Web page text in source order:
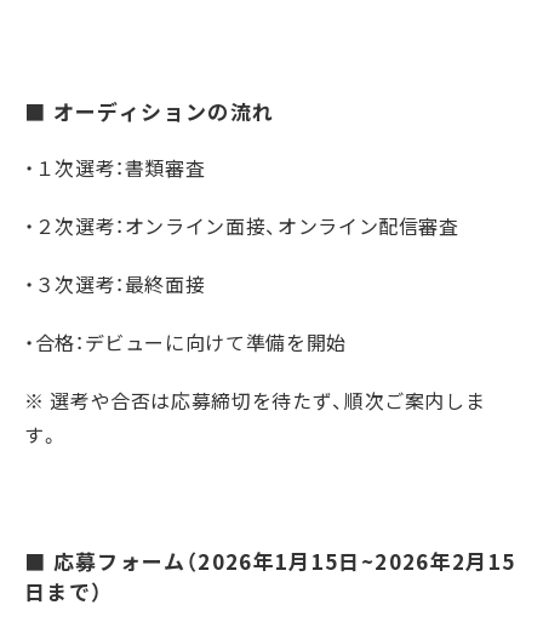
■ オーディションの流れ
・１次選考：書類審査
・２次選考：オンライン面接、オンライン配信審査
・３次選考：最終面接
・合格：デビューに向けて準備を開始
※ 選考や合否は応募締切を待たず、順次ご案内しま
す。
■ 応募フォーム（2026年1月15日~2026年2月15
日まで）